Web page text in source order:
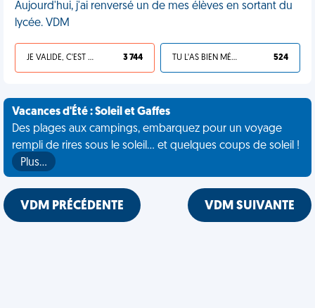
Aujourd'hui, j'ai renversé un de mes élèves en sortant du
lycée. VDM
JE VALIDE, C'EST UNE VDM 3 744 TU L'AS BIEN MÉRITÉ 524
Vacances d'Été : Soleil et Gaffes
Des plages aux campings, embarquez pour un voyage
rempli de rires sous le soleil... et quelques coups de soleil !
Plus…
VDM PRÉCÉDENTE VDM SUIVANTE